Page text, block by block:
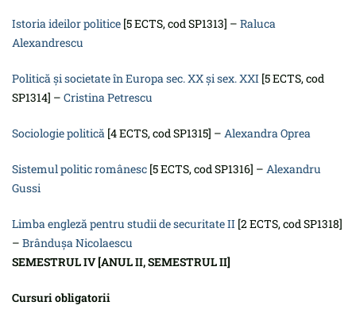
Istoria ideilor politice [5 ECTS, cod SP1313] – Raluca
Alexandrescu
Politică și societate în Europa sec. XX și sex. XXI [5 ECTS, cod
SP1314] – Cristina Petrescu
Sociologie politică [4 ECTS, cod SP1315] – Alexandra Oprea
Sistemul politic românesc [5 ECTS, cod SP1316] – Alexandru
Gussi
Limba engleză pentru studii de securitate II [2 ECTS, cod SP1318]
– Brândușa Nicolaescu
SEMESTRUL IV [ANUL II, SEMESTRUL II]
Cursuri obligatorii